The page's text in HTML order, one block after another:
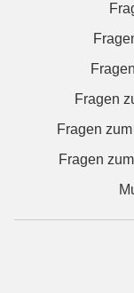
Fragen
Fragen
Fragen